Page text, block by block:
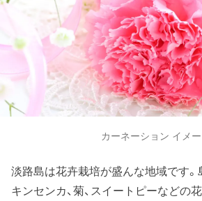
カーネーション イメ
淡路島は花卉栽培が盛んな地域です
キンセンカ、菊、スイートピーなどの